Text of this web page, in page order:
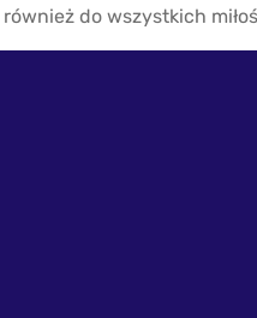
do wszystkich